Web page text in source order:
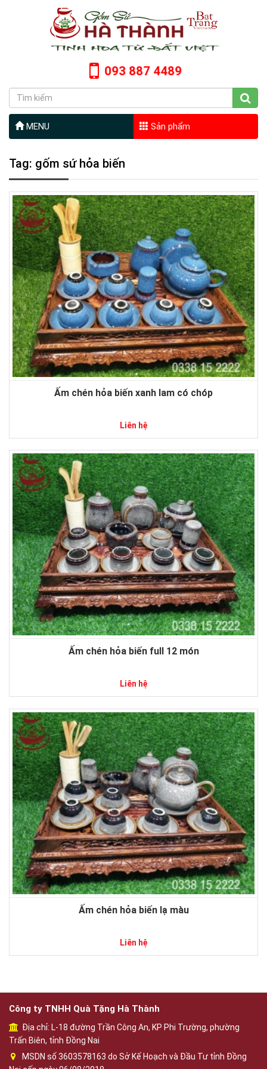
093 887 4489
MENU Sản phẩm
Tag: gốm sứ hỏa biến
Ấm chén hỏa biến xanh lam có chóp
Liên hệ
Ấm chén hỏa biến full 12 món
Liên hệ
Ấm chén hỏa biến lạ màu
Liên hệ
Công ty TNHH Quà Tặng Hà Thành
Địa chỉ: L-18 đường Trần Công An, KP Phi Trường, phường
Trấn Biên, tỉnh Đồng Nai
MSDN số 3603578163 do Sở Kế Hoạch và Đầu Tư tỉnh Đồng